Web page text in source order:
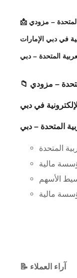
📩 بريد إلكتروني – ألانكيت الإمارات العربية المتحدة – مزودي
في دبي الإمارات
المتحدة – دبي
📁 خدماتنا – ألانكيت الإمارات العربية المتحدة – مزودي
في دبي
المتحدة – دبي
المتحدة
مالية
الأسهم
مالية
📝 آراء العملاء